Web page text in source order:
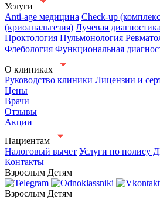
Услуги
Anti-age медицина Check-up
(криоанальгезия) Лучевая диагностика
Проктология Пульмонология
Флебология Функциональная
О клиниках
Руководство клиники Лицензии и
Цены
Врачи
Отзывы
Акции
Пациентам
Налоговый вычет Услуги по полису
Контакты
Взрослым Детям
Взрослым Детям